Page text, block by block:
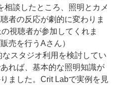
相談したところ、照明とカメ
者の反応が劇的に変わりま
視聴者が参加してくれま
売を行うAさん）
なスタジオ利用を検討してい
れば、基本的な照明知識が
ました。Crit Labで実例を見